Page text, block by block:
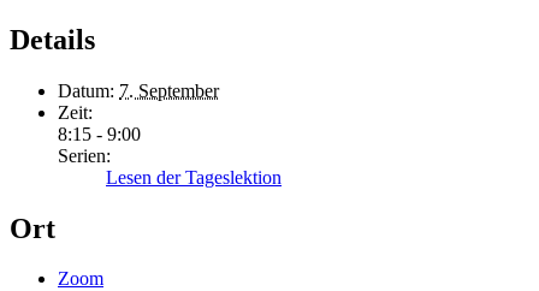
Details
Datum: 7. September
Zeit:
8:15 - 9:00
Serien:
Lesen der Tageslektion
Ort
Zoom